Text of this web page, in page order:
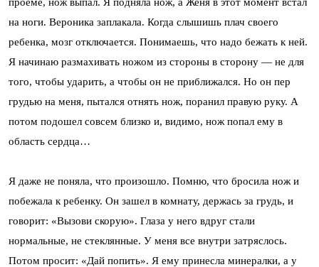
на ноги. Вероника заплакала. Когда слышишь плач своего
ребенка, мозг отключается. Понимаешь, что надо бежать к ней.
Я начинаю размахивать ножом из стороны в сторону — не для
того, чтобы ударить, а чтобы он не приближался. Но он пер
грудью на меня, пытался отнять нож, поранил правую руку. А
потом подошел совсем близко и, видимо, нож попал ему в
область сердца…
Я даже не поняла, что произошло. Помню, что бросила нож и
побежала к ребенку. Он зашел в комнату, держась за грудь, и
говорит: «Вызови скорую». Глаза у него вдруг стали
нормальные, не стеклянные. У меня все внутри затряслось.
Потом просит: «Дай попить». Я ему принесла минералки, а у